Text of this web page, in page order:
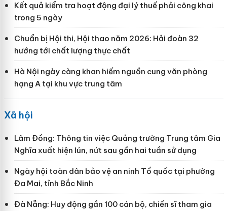
Kết quả kiểm tra hoạt động đại lý thuế phải công khai
trong 5 ngày
Chuẩn bị Hội thi, Hội thao năm 2026: Hải đoàn 32
hướng tới chất lượng thực chất
Hà Nội ngày càng khan hiếm nguồn cung văn phòng
hạng A tại khu vực trung tâm
Xã hội
Lâm Đồng: Thông tin việc Quảng trường Trung tâm Gia
Nghĩa xuất hiện lún, nứt sau gần hai tuần sử dụng
Ngày hội toàn dân bảo vệ an ninh Tổ quốc tại phường
Đa Mai, tỉnh Bắc Ninh
Đà Nẵng: Huy động gần 100 cán bộ, chiến sĩ tham gia